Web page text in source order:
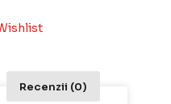
Recenzii (0)